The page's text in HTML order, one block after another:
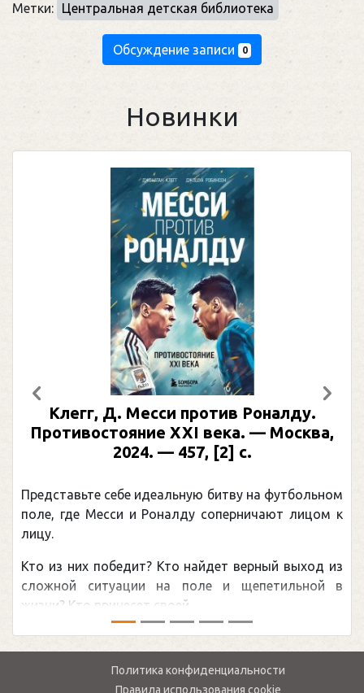
Метки: Центральная детская библиотека
Обсуждение записи 0
Новинки
Клегг, Д. Месси против Роналду.
Противостояние XXI века. — Москва,
2024. — 457, [2] с.
Представьте себе идеальную битву на футбольном
поле, где Месси и Роналду соперничают лицом к
лицу.
Кто из них победит? Кто найдет верный выход из
сложной ситуации на поле и щепетильной в
жизни? Кто принесет своей ...
Предыдущий
Политика конфиденциальности
Правила использования cookie